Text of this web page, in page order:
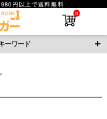
円以上で送料無料
0
ーワード
イン ラッシュガード